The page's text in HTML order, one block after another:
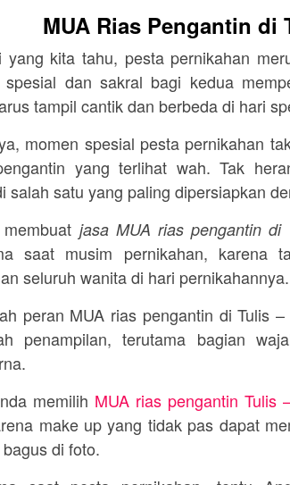
MUA Rias Pengantin di
yang kita tahu, pesta pernikahan
spesial dan sakral bagi kedua
tampil cantik dan berbeda di hari
momen spesial pesta pernikahan
yang terlihat wah. Tak
salah satu yang paling dipersiapkan
jasa MUA rias pengantin di
saat musim pernikahan, karena
seluruh wanita di hari pernikahannya.
peran MUA rias pengantin di Tulis
penampilan, terutama bagian
memilih MUA rias pengantin Tulis
make up yang tidak pas dapat
di foto.